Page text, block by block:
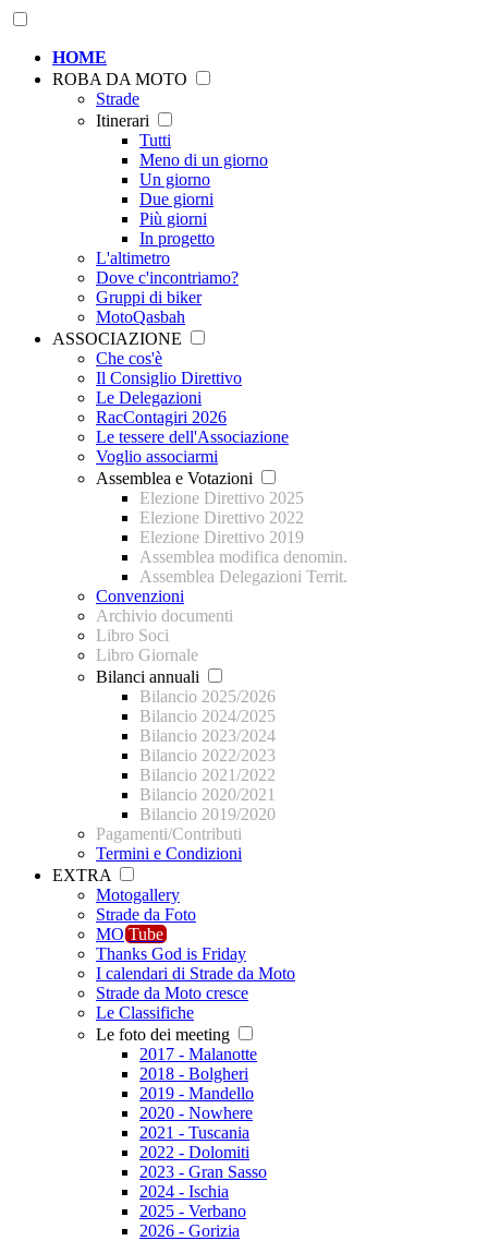
HOME
ROBA DA MOTO
Strade
Itinerari
Tutti
Meno di un giorno
Un giorno
Due giorni
Più giorni
In progetto
L'altimetro
Dove c'incontriamo?
Gruppi di biker
MotoQasbah
ASSOCIAZIONE
Che cos'è
Il Consiglio Direttivo
Le Delegazioni
RacContagiri 2026
Le tessere dell'Associazione
Voglio associarmi
Assemblea e Votazioni
Elezione Direttivo 2025
Elezione Direttivo 2022
Elezione Direttivo 2019
Assemblea modifica denomin.
Assemblea Delegazioni Territ.
Convenzioni
Archivio documenti
Libro Soci
Libro Giornale
Bilanci annuali
Bilancio 2025/2026
Bilancio 2024/2025
Bilancio 2023/2024
Bilancio 2022/2023
Bilancio 2021/2022
Bilancio 2020/2021
Bilancio 2019/2020
Pagamenti/Contributi
Termini e Condizioni
EXTRA
Motogallery
Strade da Foto
MO Tube
Thanks God is Friday
I calendari di Strade da Moto
Strade da Moto cresce
Le Classifiche
Le foto dei meeting
2017 - Malanotte
2018 - Bolgheri
2019 - Mandello
2020 - Nowhere
2021 - Tuscania
2022 - Dolomiti
2023 - Gran Sasso
2024 - Ischia
2025 - Verbano
2026 - Gorizia